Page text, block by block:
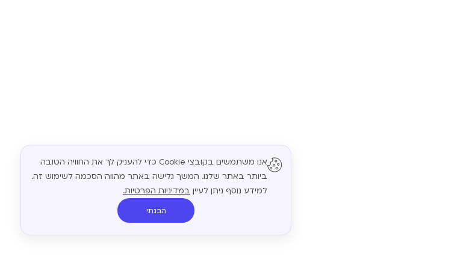
אנו משתמשים בקובצי Cookie כדי להעניק לך את החוויה הטובה
ביותר באתר שלנו. המשך גלישה באתר מהווה הסכמה לשימוש זה.
למידע נוסף ניתן לעיין במדיניות הפרטיות.
הבנתי